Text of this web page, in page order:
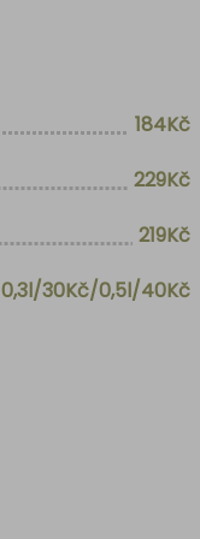
184Kč
229Kč
219Kč
0,3l/30Kč/0,5l/40Kč